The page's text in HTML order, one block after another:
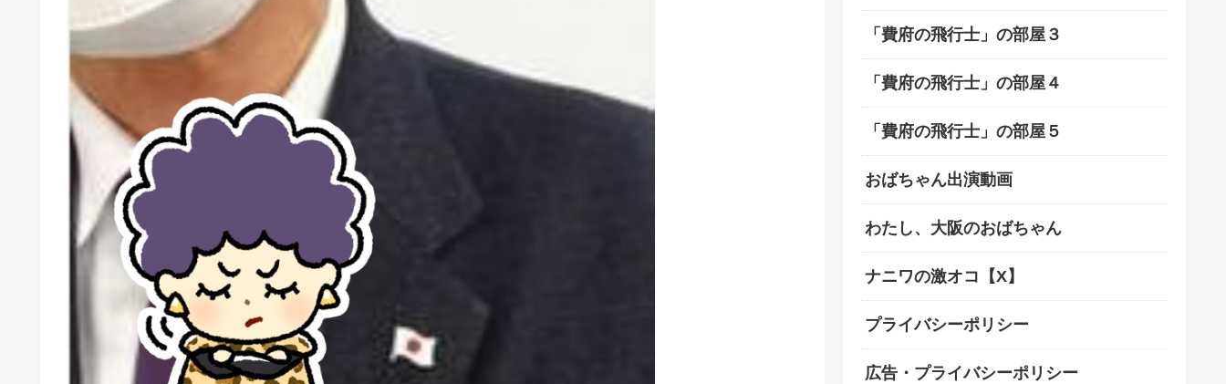
「費府の飛行士」の部屋３
「費府の飛行士」の部屋４
「費府の飛行士」の部屋５
おばちゃん出演動画
わたし、大阪のおばちゃん
ナニワの激オコ【X】
プライバシーポリシー
広告・プライバシーポリシー